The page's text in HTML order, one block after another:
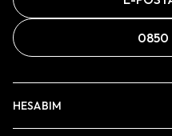
0850
HESABIM